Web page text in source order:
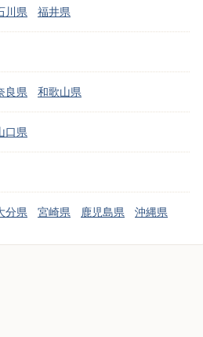
川県 福井県
良県 和歌山県
口県
分県 宮崎県 鹿児島県 沖縄県